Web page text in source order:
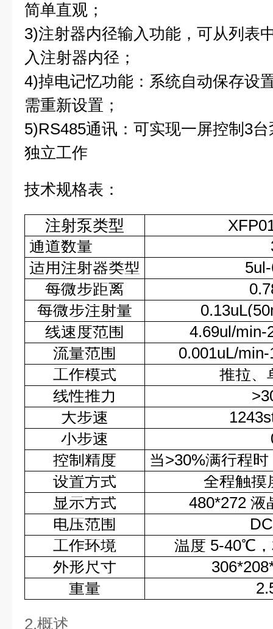
简单直观；
3)注射器内径输入功能，可从列表
入注射器内径；
4)掉电记忆功能：系统自动保存设
需重新设置；
5)RS485通讯：可实现一屏控制3
独立工作
技术规格表：
注射泵类型
通道数量
适用注射器类型
每微步距离
每微步注射量
线速度范围
4.69ul/min-
流量范围
0.001uL/
工作模式
推拉、
线性推力
大步速
小步速
控制精度
当>30%满行程
设置方式
全程触摸
显示方式
480*272 液
电压范围
工作环境
温度 5-40℃
外形尺寸
重量
2.概述